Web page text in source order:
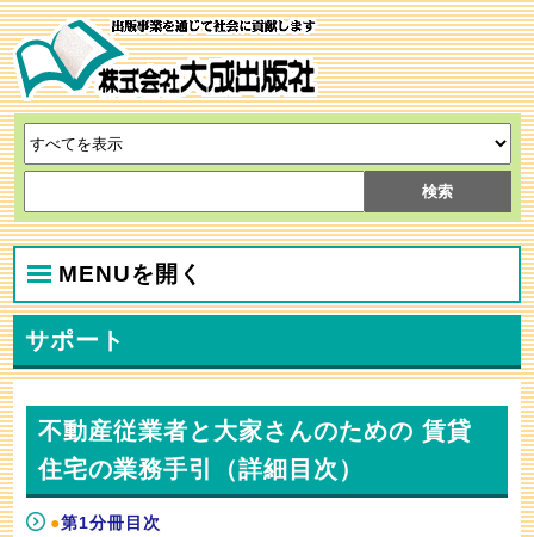
MENUを開く
サポート
不動産従業者と大家さんのための 賃貸
住宅の業務手引（詳細目次）
●第1分冊目次